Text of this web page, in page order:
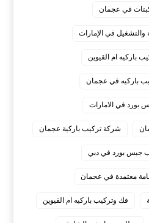
في عجمان
والتشغيل في الإمارات
باركيه ام القيوين
باركيه في عجمان
بورد في الامارات
شركة تركيب باركية عجمان
جبس بورد في دبي
معتمدة في عجمان
فك وتركيب باركيه ام القيوين